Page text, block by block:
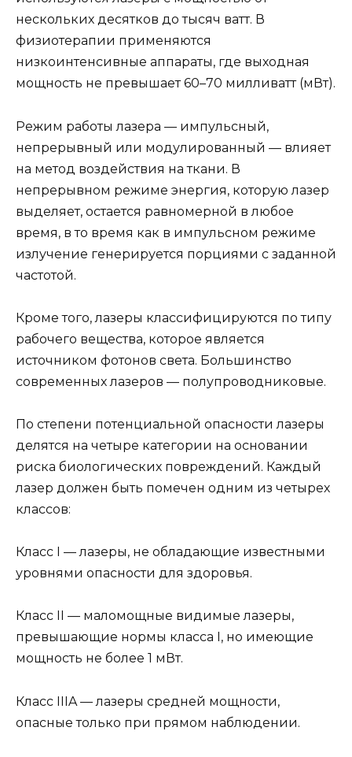
нескольких десятков до тысяч ватт. В
физиотерапии применяются
низкоинтенсивные аппараты, где выходная
мощность не превышает 60–70 милливатт (мВт).
Режим работы лазера — импульсный,
непрерывный или модулированный — влияет
на метод воздействия на ткани. В
непрерывном режиме энергия, которую лазер
выделяет, остается равномерной в любое
время, в то время как в импульсном режиме
излучение генерируется порциями с заданной
частотой.
Кроме того, лазеры классифицируются по типу
рабочего вещества, которое является
источником фотонов света. Большинство
современных лазеров — полупроводниковые.
По степени потенциальной опасности лазеры
делятся на четыре категории на основании
риска биологических повреждений. Каждый
лазер должен быть помечен одним из четырех
классов:
Класс I — лазеры, не обладающие известными
уровнями опасности для здоровья.
Класс II — маломощные видимые лазеры,
превышающие нормы класса I, но имеющие
мощность не более 1 мВт.
Класс IIIA — лазеры средней мощности,
опасные только при прямом наблюдении.